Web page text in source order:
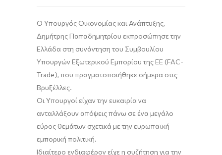
Ο Υπουργός Οικονομίας και Ανάπτυξης,
Δημήτρης Παπαδημητρίου εκπροσώπησε την
Ελλάδα στη συνάντηση του Συμβουλίου
Υπουργών Εξωτερικού Εμπορίου της ΕΕ (FAC-
Trade), που πραγματοποιήθηκε σήμερα στις
Βρυξέλλες.
Οι Υπουργοί είχαν την ευκαιρία να
ανταλλάξουν απόψεις πάνω σε ένα μεγάλο
εύρος θεμάτων σχετικά με την ευρωπαϊκή
εμπορική πολιτική.
Ιδιαίτερο ενδιαφέρον είχε η συζήτηση για την